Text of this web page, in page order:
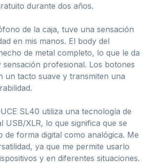
durante dos años.
de la caja, tuve una sensación
en mis manos. El body del
de metal completo, lo que le da
sensación profesional. Los botones
un tacto suave y transmiten una
SL40 utiliza una tecnología de
USB/XLR, lo que significa que se
de forma digital como analógica. Me
ya que me permite usarlo
y en diferentes situaciones.